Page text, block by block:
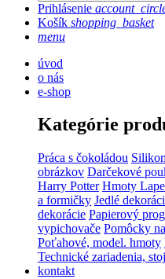
Prihlásenie
Košík shopping_basket
menu
úvod
o nás
e-shop
Kategórie
Práca s čokoládou
obrázkov Darčekové
Harry Potter Hmoty
a formičky Jedlé
dekorácie Papierový
vypichovače Pomôcky
Poťahové, model. hmoty
Technické zariadenia,
kontakt